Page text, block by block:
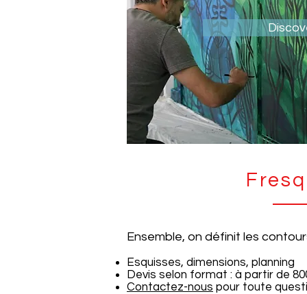
Ensemble, on définit les
Esquisses, dimensions, planning
Devis selon format : à partir de
Contactez-nous pour toute